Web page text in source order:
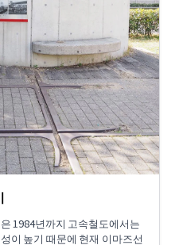
1984년까지 고속철도에서는
이 높기 때문에 현재 이마즈선